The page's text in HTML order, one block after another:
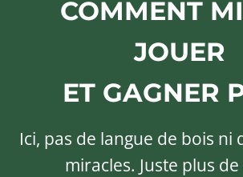
COMMENT
JOUER
ET GAGNER
Ici, pas de langue de bois ni
miracles. Juste plus